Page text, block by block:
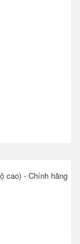
cao) - Chính hãng